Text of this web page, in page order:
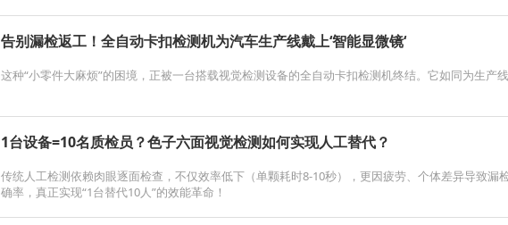
告别漏检返工！全自动卡扣检测机为汽车生产线戴上‘智能显微镜‘
这种“小零件大麻烦”的困境，正被一台搭载视觉检测设备的全自动卡扣检测机终结。它如同为生产
1台设备=10名质检员？色子六面视觉检测如何实现人工替代？
传统人工检测依赖肉眼逐面检查，不仅效率低下（单颗耗时8-10秒），更因疲劳、个体差异导致
确率，真正实现“1台替代10人”的效能革命！